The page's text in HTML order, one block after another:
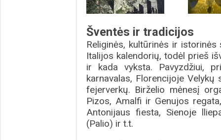
Šventės ir tradicijos
Religinės, kultūrinės ir
Italijos kalendorių, todėl prieš
ir kada vyksta. Pavyzdžiui,
karnavalas, Florencijoje
fejerverkų. Birželio mėnesį
Pizos, Amalfi ir Genujos
Antonijaus fiesta, Sienoje
(Palio) ir t.t.